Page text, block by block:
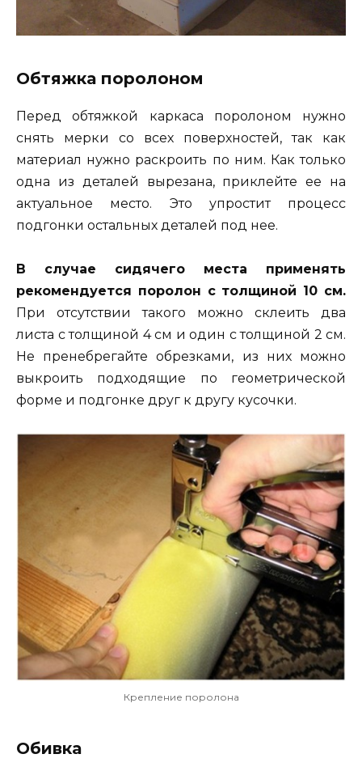
Обтяжка поролоном
Перед обтяжкой каркаса поролоном нужно
снять мерки со всех поверхностей, так как
материал нужно раскроить по ним. Как только
одна из деталей вырезана, приклейте ее на
актуальное место. Это упростит процесс
подгонки остальных деталей под нее.
В случае сидячего места применять
рекомендуется поролон с толщиной 10 см.
При отсутствии такого можно склеить два
листа с толщиной 4 см и один с толщиной 2 см.
Не пренебрегайте обрезками, из них можно
выкроить подходящие по геометрической
форме и подгонке друг к другу кусочки.
Крепление поролона
Обивка